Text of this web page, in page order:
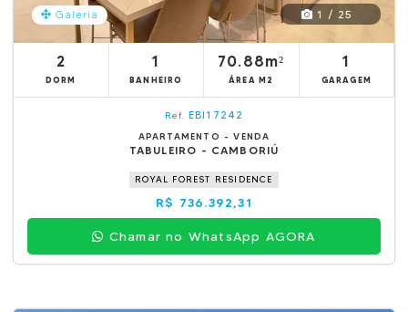
Galeria 1 / 25
2
DORM
1
BANHEIRO
70.88m²
ÁREA M2
1
GARAGEM
Ref. EBI17242
APARTAMENTO - VENDA
TABULEIRO - CAMBORIÚ
ROYAL FOREST RESIDENCE
R$ 736.392,31
Chamar no WhatsApp AGORA